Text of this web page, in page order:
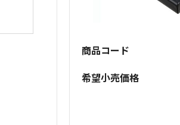
商品コード
希望小売価格